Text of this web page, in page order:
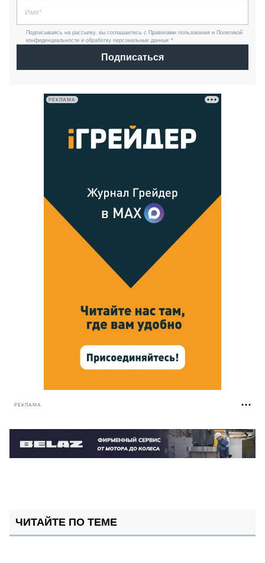
Подписываясь на рассылку, вы соглашаетесь с Правилами пользования и Политикой
конфиденциальности и обработку персональных данных *
Подписаться
РЕКЛАМА
РЕКЛАМА
ЧИТАЙТЕ ПО ТЕМЕ